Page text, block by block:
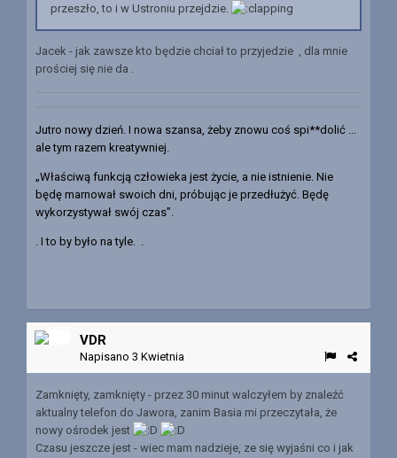
przeszło, to i w Ustroniu przejdzie.
Jacek - jak zawsze kto będzie chciał to przyjedzie , dla mnie
prościej się nie da .
Jutro nowy dzień. I nowa szansa, żeby znowu coś spi**dolić ...
ale tym razem kreatywniej.
„Właściwą funkcją człowieka jest życie, a nie istnienie. Nie
będę marnował swoich dni, próbując je przedłużyć. Będę
wykorzystywał swój czas”.
. I to by było na tyle. .
VDR
Napisano 3 Kwietnia
Zamknięty, zamknięty - przez 30 minut walczyłem by znaleźć
aktualny telefon do Jawora, zanim Basia mi przeczytała, że
nowy ośrodek jest
Czasu jeszcze jest - wiec mam nadzieje, ze się wyjaśni co i jak